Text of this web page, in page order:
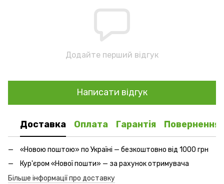
Додайте перший відгук
Написати відгук
Доставка Оплата Гарантія Повернення
«Новою поштою» по Україні — безкоштовно від 1000 грн
Кур'єром «Нової пошти» — за рахунок отримувача
Більше інформації про доставку